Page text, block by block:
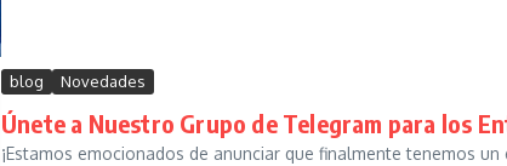
blog Novedades
Únete a Nuestro Grupo de Telegram para los
¡Estamos emocionados de anunciar que finalmente tenemos